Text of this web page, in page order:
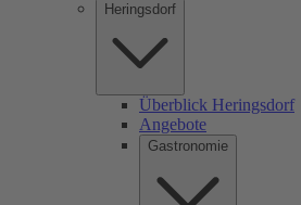
Heringsdorf
Überblick Heringsdorf
Angebote
Gastronomie